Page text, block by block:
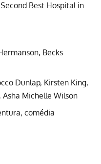
Best Hospital in
Becks
Dunlap, Kirsten King,
Asha Michelle Wilson
comédia